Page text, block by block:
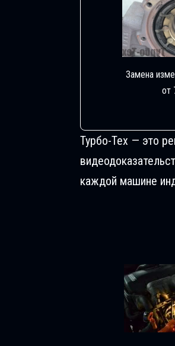
Замена
от
Турбо-Тех — это
каждой машине